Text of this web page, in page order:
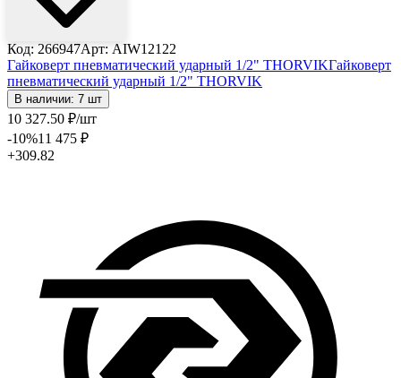
Код: 266947Арт: AIW12122
Гайковерт пневматический ударный 1/2" THORVIKГайковерт
пневматический ударный 1/2" THORVIK
В наличии: 7 шт
10 327.50 ₽/шт
-10%11 475 ₽
+309.82